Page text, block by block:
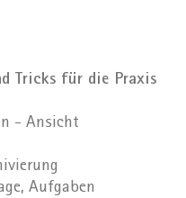
Tricks für die Praxis
- Ansicht
Aufgaben